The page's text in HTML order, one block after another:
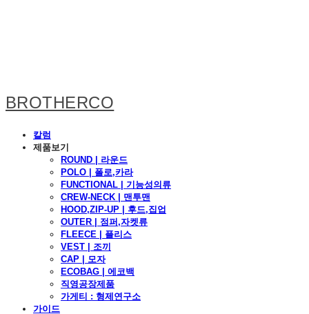
BROTHERCO
칼럼
제품보기
ROUND | 라운드
POLO | 폴로,카라
FUNCTIONAL | 기능성의류
CREW-NECK | 맨투맨
HOOD,ZIP-UP | 후드,집업
OUTER | 점퍼,자켓류
FLEECE | 플리스
VEST | 조끼
CAP | 모자
ECOBAG | 에코백
직영공장제품
가게티 : 형제연구소
가이드